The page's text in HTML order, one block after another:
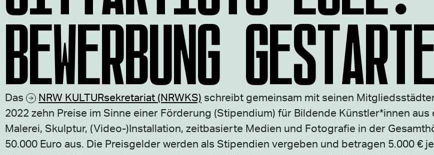
BEWERBUNG
Das NRW KULTURsekretariat (NRWKS) schreibt gemeinsam mit seinen
2022 zehn Preise im Sinne einer Förderung (Stipendium) für Bildende Künstler*innen aus
Malerei, Skulptur, (Video-)Installation, zeit­basierte Medien und Fotografie in der
50.000 Euro aus. Die Preisgelder werden als Stipendien vergeben und betragen 5.000 €